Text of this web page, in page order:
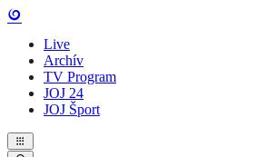
Live
Archív
TV Program
JOJ 24
JOJ Šport